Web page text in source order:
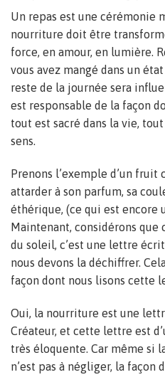
Un repas est une cérémonie
nourriture doit être
force, en amour, en lumière.
vous avez mangé dans un
reste de la journée sera
est responsable de la façon
tout est sacré dans la vie,
sens.
Prenons l’exemple d’un fruit
attarder à son parfum, sa
éthérique, (ce qui est encore
Maintenant, considérons que
du soleil, c’est une lettre
nous devons la déchiffrer.
façon dont nous lisons cette
Oui, la nourriture est une
Créateur, et cette lettre est
très éloquente. Car même si
n’est pas à négliger, la façon